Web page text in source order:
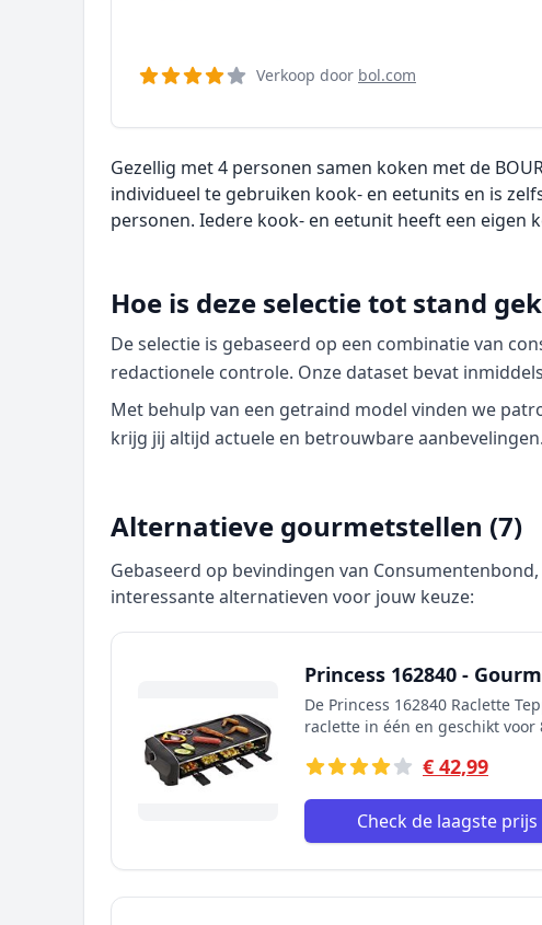
Verkoop door bol.com
Gezellig met 4 personen samen koken met de
individueel te gebruiken kook- en eetunits en is
personen. Iedere kook- en eetunit heeft een eigen
Hoe is deze selectie tot stand
De selectie is gebaseerd op een combinatie van
redactionele controle. Onze dataset bevat
Met behulp van een getraind model vinden we
krijg jij altijd actuele en betrouwbare aanbevelingen.
Alternatieve gourmetstellen (7)
Gebaseerd op bevindingen van
interessante alternatieven voor jouw keuze:
Princess 162840 -
De Princess 162840 Raclette
raclette in één en geschikt voor
€ 42,99
Check de laagste prijs